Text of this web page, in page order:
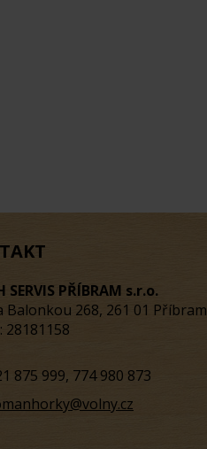
SERVIS PŘÍBRAM s.r.o.
Balonkou 268, 261 01 Příbram
28181158
875 999, 774 980 873